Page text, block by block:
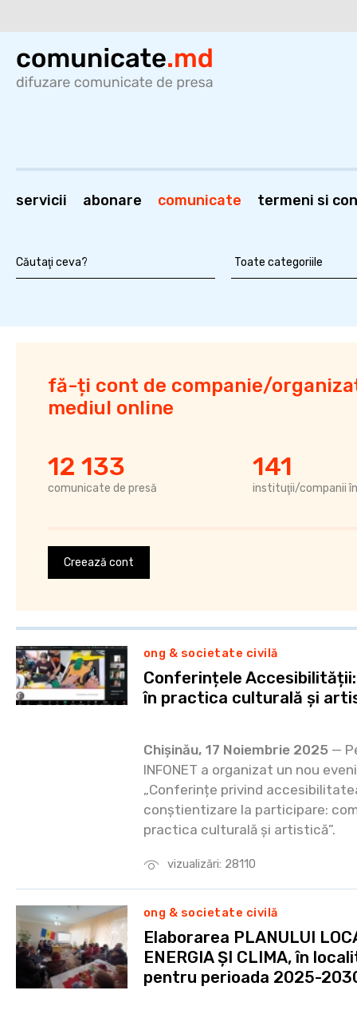
servicii abonare comunicate termeni si
fă-ți cont de companie/
mediul online
12 133
comunicate de presă
141
instituţii/companii
Creează cont
vizualizări: 28110
ong & societate civilă
Conferințele
în practica culturală și
Chișinău, 17 Noiembrie 2025 —
INFONET a organizat un nou
„Conferințe privind
conștientizare la participare:
practica culturală și artistică”.
ong & societate civilă
Elaborarea PLANULUI
ENERGIA ȘI CLIMA, în
pentru perioada 2025-